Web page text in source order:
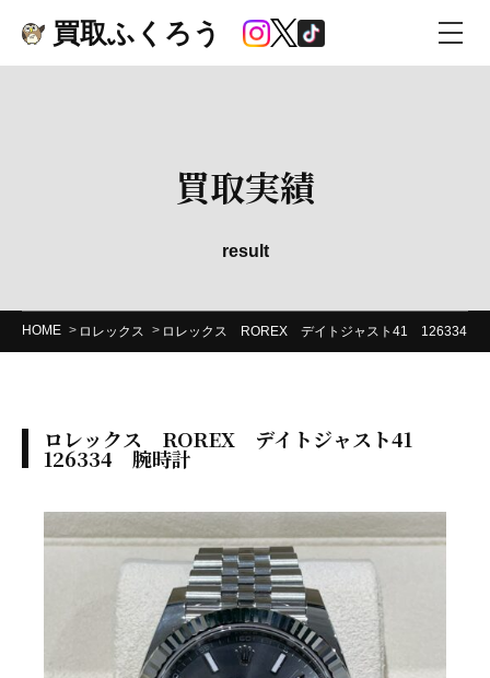
買取ふくろう
買取実績
result
HOME ロレックス ロレックス ROREX デイトジャスト41 126334
ロレックス ROREX デイトジャスト41
126334 腕時計